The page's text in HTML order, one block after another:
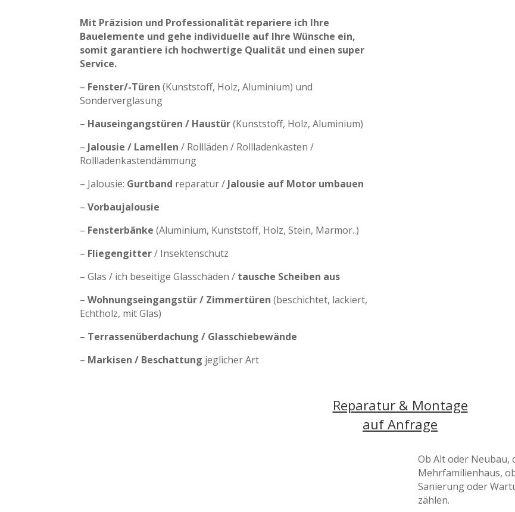
Mit Präzision und Professionalität repariere ich Ihre
Bauelemente und gehe individuelle auf Ihre Wünsche ein,
somit garantiere ich hochwertige Qualität und einen super
Service.
– Fenster/-Türen (Kunststoff, Holz, Aluminium) und
Sonderverglasung
– Hauseingangstüren / Haustür(Kunststoff, Holz, Aluminium)
– Jalousie / Lamellen / Rollläden / Rollladenkasten /
Rollladenkastendämmung
– Jalousie: Gurtband reparatur / Jalousie auf Motor umbauen
–Vorbaujalousie
– Fensterbänke (Aluminium, Kunststoff, Holz, Stein, Marmor..)
– Fliegengitter/ Insektenschutz
– Glas / ich beseitige Glasschäden / tausche Scheiben aus
–Wohnungseingangstür / Zimmertüren(beschichtet, lackiert,
Echtholz, mit Glas)
– Terrassenüberdachung / Glasschiebewände
– Markisen / Beschattung jeglicher Art
Reparatur & Montage
auf Anfrage
Ob Alt oder Neubau,
Mehrfamilienhaus,
Sanierung oder
zählen.